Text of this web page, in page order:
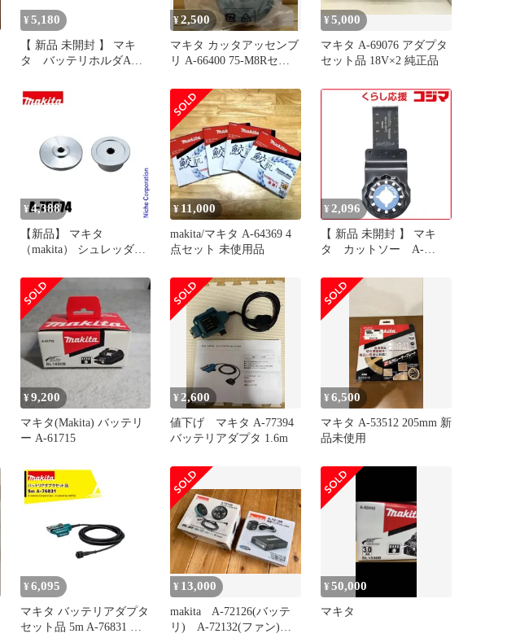
¥ 5,180
【 新品 未開封 】 マキ
タ バッテリホルダA
¥2,500
マキタ カッタアッセンブ
リ A-66400 75-M8Rセット
¥5,000
マキタ A-69076 アダプタ
セット品 18V×2 純正品
¥4,388
【新品】 マキタ
（makita） シュレッダー
75574
¥ 11,000
makita/マキタ A-64369 4
点セット 未使用品
¥ 2,096
【 新品 未開封 】 マキ
タ カットソー A-
¥9,200
マキタ(Makita) バッテリ
ー A-61715
¥ 2,600
値下げ マキタ A-77394
バッテリアダプタ 1.6m
¥6,500
マキタ A-53512 205mm 新
品未使用
¥ 6,095
マキタ バッテリアダプタ
セット品 5m A-76831 適
¥ 13,000
makita A-72126(バッテ
リ) A-72132(ファン)
¥50,000
マキタ